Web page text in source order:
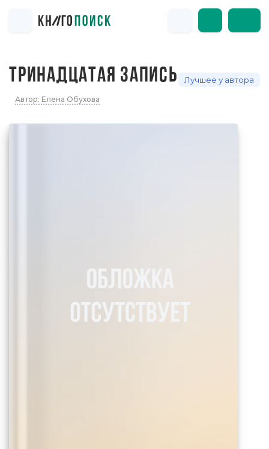
ТРИНАДЦАТАЯ ЗАПИСЬ Лучшее у автора
Автор: Елена Обухова